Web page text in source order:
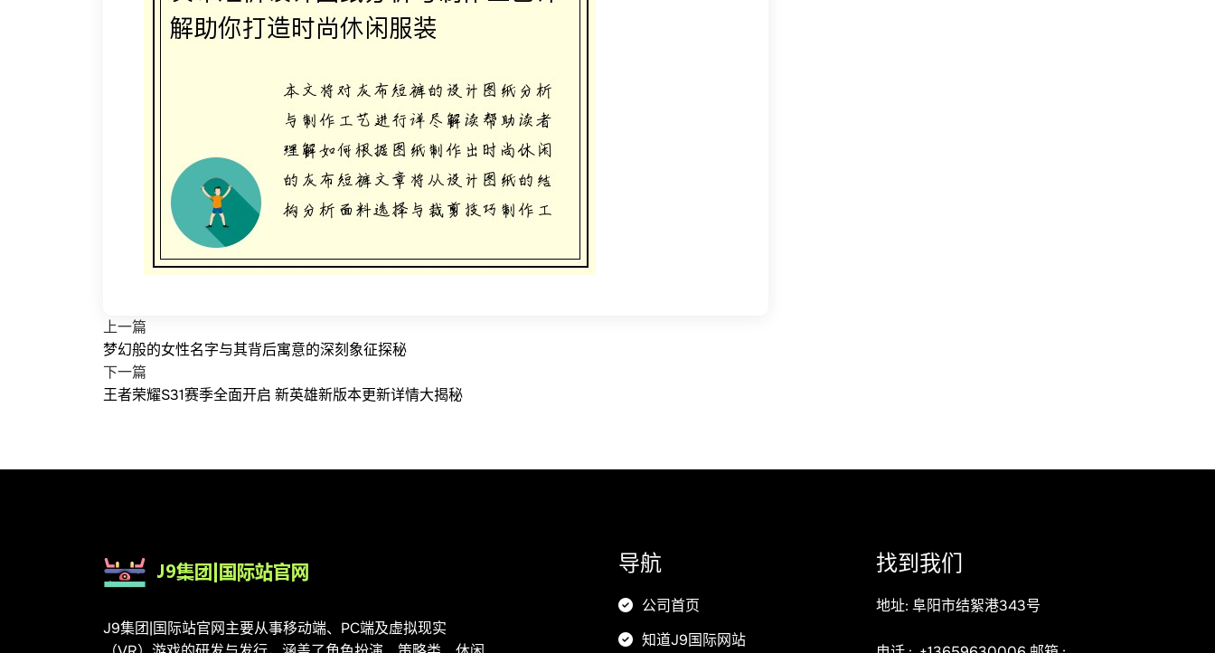
上一篇
梦幻般的女性名字与其背后寓意的深刻象征探秘
下一篇
王者荣耀S31赛季全面开启 新英雄新版本更新详情大揭秘
J9集团|国际站官网主要从事移动端、PC端及虚拟现实
导航
公司首页
知道J9国际网站
找到我们
地址: 阜阳市结絮港343号